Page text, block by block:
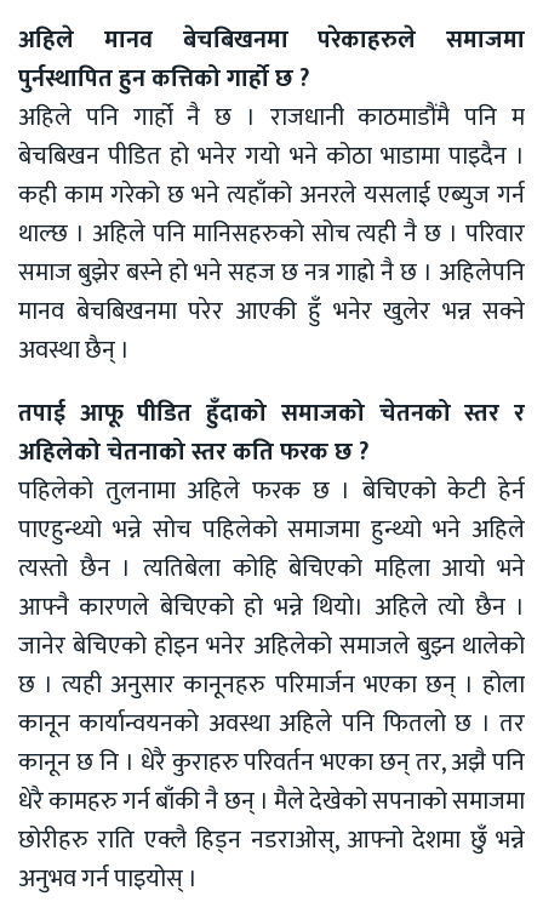
अहिले मानव बेचबिखनमा परेकाहरुले समाजमा
पुर्नस्थापित हुन कत्तिको गार्हो छ ?
अहिले पनि गार्हो नै छ । राजधानी काठमाडौंमै पनि म
बेचबिखन पीडित हो भनेर गयो भने कोठा भाडामा पाइदैन ।
कही काम गरेको छ भने त्यहाँको अनरले यसलाई एब्युज गर्न
थाल्छ । अहिले पनि मानिसहरुको सोच त्यही नै छ । परिवार
समाज बुझेर बस्ने हो भने सहज छ नत्र गाह्रो नै छ । अहिलेपनि
मानव बेचबिखनमा परेर आएकी हुँ भनेर खुलेर भन्न सक्ने
अवस्था छैन् ।
तपाई आफू पीडित हुँदाको समाजको चेतनको स्तर र
अहिलेको चेतनाको स्तर कति फरक छ ?
पहिलेको तुलनामा अहिले फरक छ । बेचिएको केटी हेर्न
पाएहुन्थ्यो भन्ने सोच पहिलेको समाजमा हुन्थ्यो भने अहिले
त्यस्तो छैन । त्यतिबेला कोहि बेचिएको महिला आयो भने
आफ्नै कारणले बेचिएको हो भन्ने थियो। अहिले त्यो छैन ।
जानेर बेचिएको होइन भनेर अहिलेको समाजले बुझ्न थालेको
छ । त्यही अनुसार कानूनहरु परिमार्जन भएका छन् । होला
कानून कार्यान्वयनको अवस्था अहिले पनि फितलो छ । तर
कानून छ नि । धेरै कुराहरु परिवर्तन भएका छन् तर, अझै पनि
धेरै कामहरु गर्न बाँकी नै छन् । मैले देखेको सपनाको समाजमा
छोरीहरु राति एक्लै हिड्न नडराओस्, आफ्नो देशमा छुँ भन्ने
अनुभव गर्न पाइयोस् ।